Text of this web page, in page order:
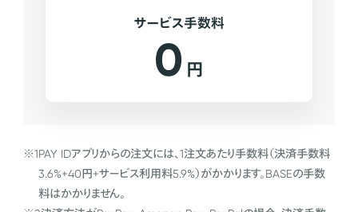
サービス手数料
0 円
※1PAY IDアプリからの注文には、1注文あたり手数料（決済手数料
3.6%+40円+サービス利用料5.9%）がかかります。BASEの手数
料はかかりません。